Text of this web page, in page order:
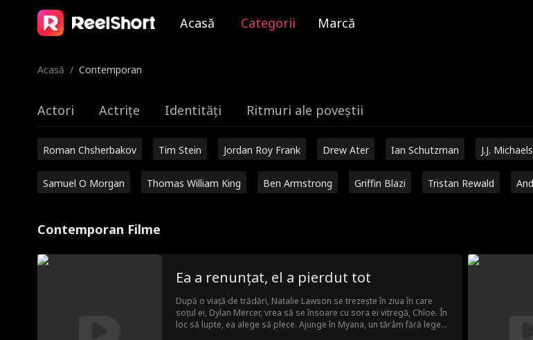
Acasă Categorii Marcă
Acasă / Contemporan
Actori Actrițe Identități Ritmuri ale poveștii
Roman Chsherbakov Tim Stein Jordan Roy Frank Drew Ater Ian Schutzman J.J. Michaels
Samuel O Morgan Thomas William King Ben Armstrong Griffin Blazi Tristan Rewald
Contemporan Filme
Ea a renunțat, el a pierdut tot
După o viață de trădări, Natalie Lawson se trezește în ziua în care
soțul ei, Dylan Mercer, vrea să se însoare cu sora ei vitregă, Chloe. În
loc să lupte, ea alege să plece. Ajunge în Myana, un tărâm fără lege,